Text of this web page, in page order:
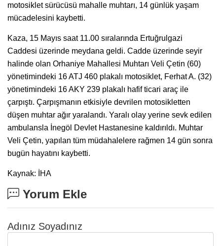
motosiklet sürücüsü mahalle muhtarı, 14 günlük yaşam
mücadelesini kaybetti.
Kaza, 15 Mayıs saat 11.00 sıralarında Ertuğrulgazi
Caddesi üzerinde meydana geldi. Cadde üzerinde seyir
halinde olan Orhaniye Mahallesi Muhtarı Veli Çetin (60)
yönetimindeki 16 ATJ 460 plakalı motosiklet, Ferhat A. (32)
yönetimindeki 16 AKY 239 plakalı hafif ticari araç ile
çarpıştı. Çarpışmanın etkisiyle devrilen motosikletten
düşen muhtar ağır yaralandı. Yaralı olay yerine sevk edilen
ambulansla İnegöl Devlet Hastanesine kaldırıldı. Muhtar
Veli Çetin, yapılan tüm müdahalelere rağmen 14 gün sonra
bugün hayatını kaybetti.
Kaynak: İHA
Yorum Ekle
Adınız Soyadınız